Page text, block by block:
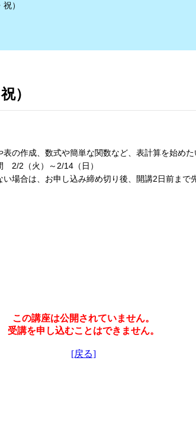
）
）
表の作成、数式や簡単な関数など、表計算を始めた
2/2（火）～2/14（日）
場合は、お申し込み締め切り後、開講2日前まで